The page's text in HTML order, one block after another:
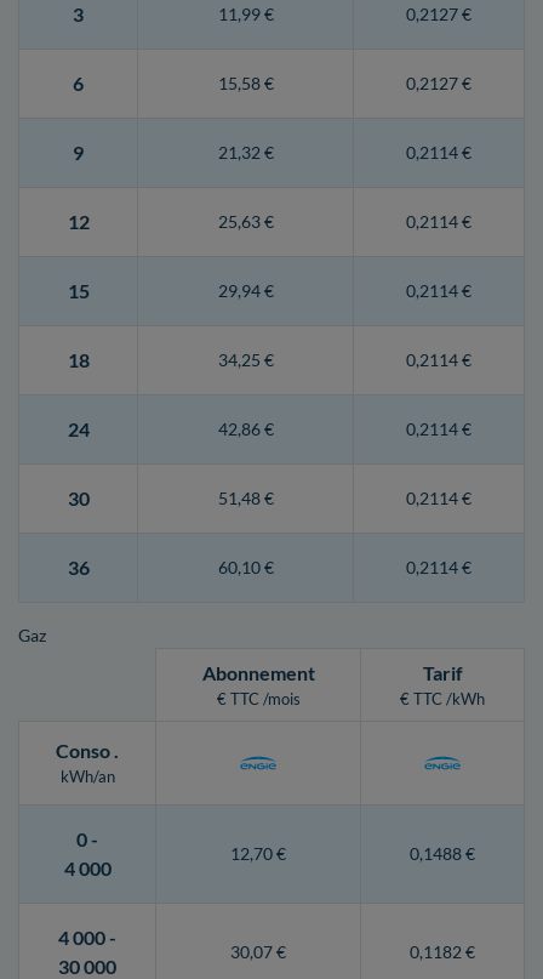
3 11,99 € 0,2127 €
6 15,58 € 0,2127 €
9 21,32 € 0,2114 €
12 25,63 € 0,2114 €
15 29,94 € 0,2114 €
18 34,25 € 0,2114 €
24 42,86 € 0,2114 €
30 51,48 € 0,2114 €
36 60,10 € 0,2114 €
Gaz
Abonnement
€ TTC /mois
Tarif
€ TTC /kWh
Conso.
kWh/an
0 -
4 000
12,70 € 0,1488 €
4 000 -
30 000
30,07 € 0,1182 €